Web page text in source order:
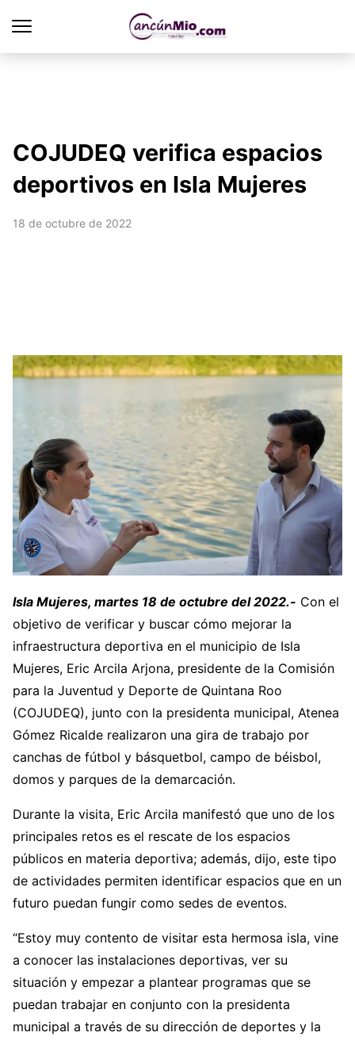
COJUDEQ verifica espacios
deportivos en Isla Mujeres
18 de octubre de 2022
Isla Mujeres, martes 18 de octubre del 2022.- Con el
objetivo de verificar y buscar cómo mejorar la
infraestructura deportiva en el municipio de Isla
Mujeres, Eric Arcila Arjona, presidente de la Comisión
para la Juventud y Deporte de Quintana Roo
(COJUDEQ), junto con la presidenta municipal, Atenea
Gómez Ricalde realizaron una gira de trabajo por
canchas de fútbol y básquetbol, campo de béisbol,
domos y parques de la demarcación.
Durante la visita, Eric Arcila manifestó que uno de los
principales retos es el rescate de los espacios
públicos en materia deportiva; además, dijo, este tipo
de actividades permiten identificar espacios que en un
futuro puedan fungir como sedes de eventos.
“Estoy muy contento de visitar esta hermosa isla, vine
a conocer las instalaciones deportivas, ver su
situación y empezar a plantear programas que se
puedan trabajar en conjunto con la presidenta
municipal a través de su dirección de deportes y la